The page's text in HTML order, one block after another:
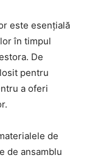
este esențială
în timpul
De
pentru
a oferi
de
de ansamblu